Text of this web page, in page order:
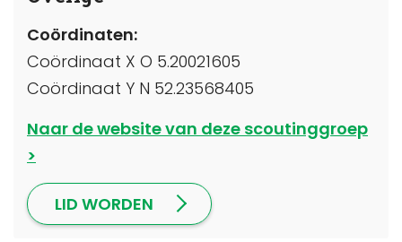
Coördinaten:
Coördinaat X O 5.20021605
Coördinaat Y N 52.23568405
Naar de website van deze scoutinggroep
LID WORDEN